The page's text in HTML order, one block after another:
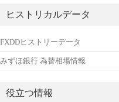
ヒストリカルデータ
FXDDヒストリーデータ
みずほ銀行 為替相場情報
役立つ情報